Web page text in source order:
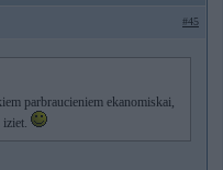
#45
parbraucieniem ekanomiskai,